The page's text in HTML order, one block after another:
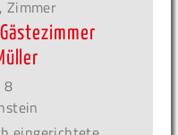
Zimmer
8